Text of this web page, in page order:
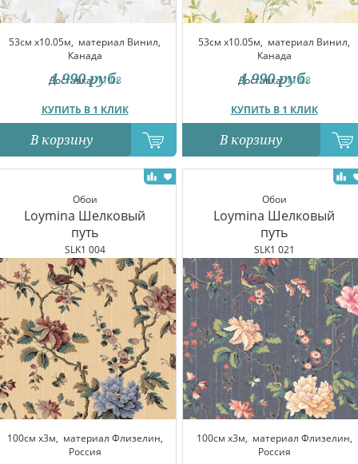
53см x10.05м, материал Винил,
Канада
Доставка:11.08
КУПИТЬ В 1 КЛИК
4 990 руб.
В корзину
53см x10.05м, материал Винил,
Канада
Доставка:11.08
КУПИТЬ В 1 КЛИК
4 990 руб.
В корзину
Обои
Loymina Шелковый
путь
SLK1 004
100см x3м, материал Флизелин,
Россия
Обои
Loymina Шелковый
путь
SLK1 021
100см x3м, материал Флизелин,
Россия